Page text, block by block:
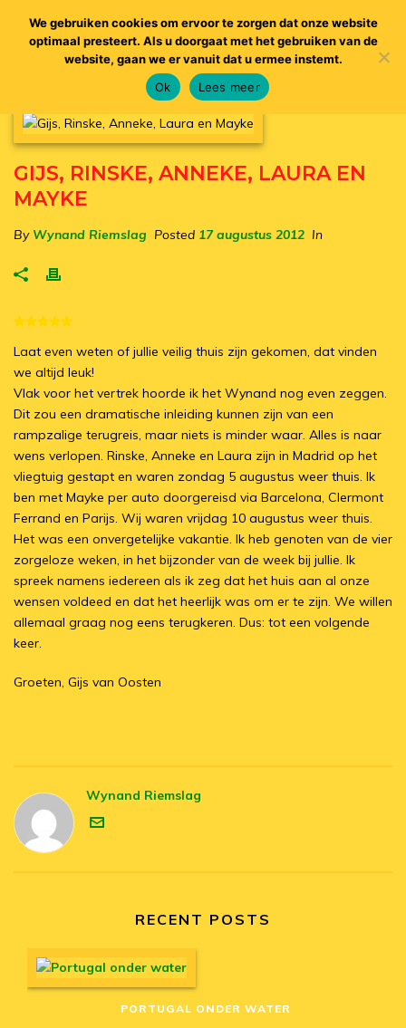
GIJS, RINSKE, ANNEKE, LAURA EN
MAYKE
By Wynand Riemslag Posted 17 augustus 2012 In
Laat even weten of jullie veilig thuis zijn gekomen, dat vinden
we altijd leuk!
Vlak voor het vertrek hoorde ik het Wynand nog even zeggen.
Dit zou een dramatische inleiding kunnen zijn van een
rampzalige terugreis, maar niets is minder waar. Alles is naar
wens verlopen. Rinske, Anneke en Laura zijn in Madrid op het
vliegtuig gestapt en waren zondag 5 augustus weer thuis. Ik
ben met Mayke per auto doorgereisd via Barcelona, Clermont
Ferrand en Parijs. Wij waren vrijdag 10 augustus weer thuis.
Het was een onvergetelijke vakantie. Ik heb genoten van de vier
zorgeloze weken, in het bijzonder van de week bij jullie. Ik
spreek namens iedereen als ik zeg dat het huis aan al onze
wensen voldeed en dat het heerlijk was om er te zijn. We willen
allemaal graag nog eens terugkeren. Dus: tot een volgende
keer.
Groeten, Gijs van Oosten
Wynand Riemslag
RECENT POSTS
PORTUGAL ONDER WATER
We gebruiken cookies om ervoor te zorgen dat onze website
optimaal presteert. Als u doorgaat met het gebruiken van de
website, gaan we er vanuit dat u ermee instemt.
Ok
Lees meer